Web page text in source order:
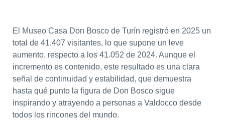
El Museo Casa Don Bosco de Turín registró en 2025 un
total de 41.407 visitantes, lo que supone un leve
aumento, respecto a los 41.052 de 2024. Aunque el
incremento es contenido, este resultado es una clara
señal de continuidad y estabilidad, que demuestra
hasta qué punto la figura de Don Bosco sigue
inspirando y atrayendo a personas a Valdocco desde
todos los rincones del mundo.